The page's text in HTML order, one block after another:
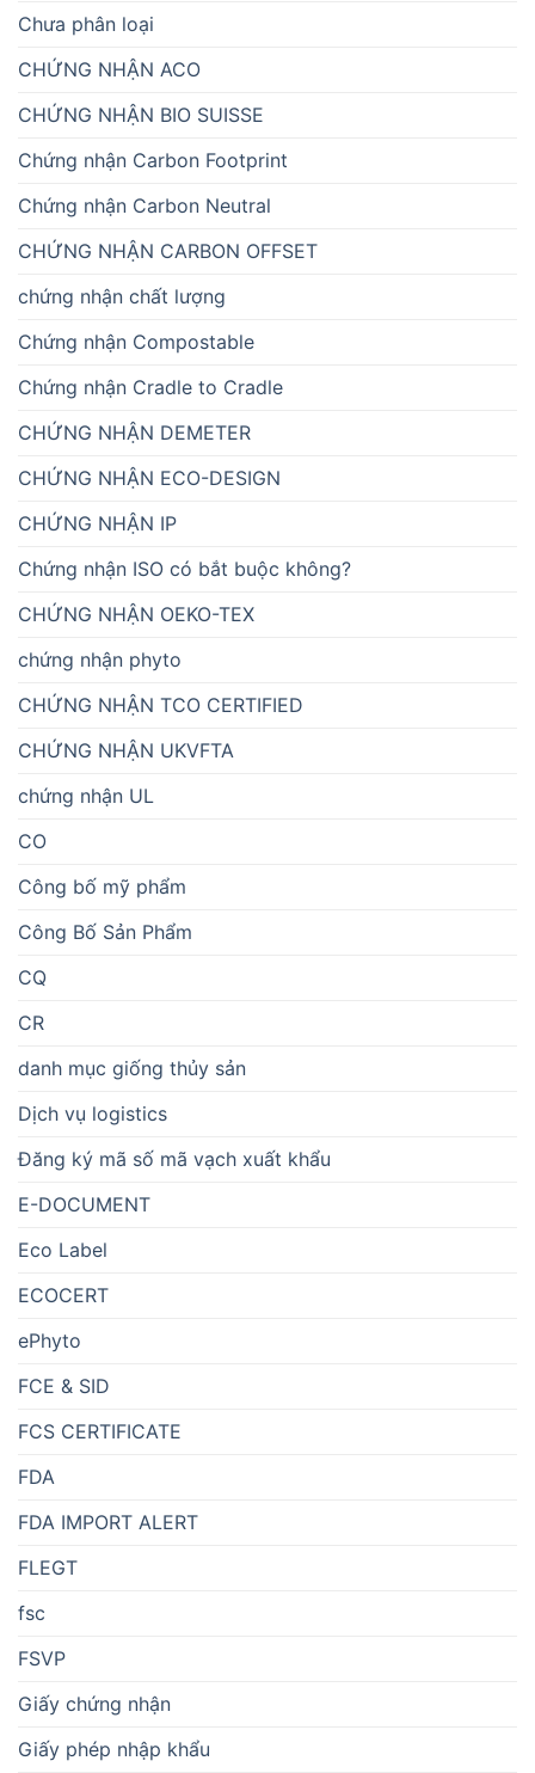
Chưa phân loại
CHỨNG NHẬN ACO
CHỨNG NHẬN BIO SUISSE
Chứng nhận Carbon Footprint
Chứng nhận Carbon Neutral
CHỨNG NHẬN CARBON OFFSET
chứng nhận chất lượng
Chứng nhận Compostable
Chứng nhận Cradle to Cradle
CHỨNG NHẬN DEMETER
CHỨNG NHẬN ECO-DESIGN
CHỨNG NHẬN IP
Chứng nhận ISO có bắt buộc không?
CHỨNG NHẬN OEKO-TEX
chứng nhận phyto
CHỨNG NHẬN TCO CERTIFIED
CHỨNG NHẬN UKVFTA
chứng nhận UL
CO
Công bố mỹ phẩm
Công Bố Sản Phẩm
CQ
CR
danh mục giống thủy sản
Dịch vụ logistics
Đăng ký mã số mã vạch xuất khẩu
E-DOCUMENT
Eco Label
ECOCERT
ePhyto
FCE & SID
FCS CERTIFICATE
FDA
FDA IMPORT ALERT
FLEGT
fsc
FSVP
Giấy chứng nhận
Giấy phép nhập khẩu